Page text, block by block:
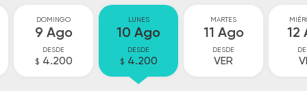
DOMINGO
9 Ago
DESDE
$ 4.200
LUNES
10 Ago
DESDE
$ 4.200
MARTES
11 Ago
DESDE
VER
12